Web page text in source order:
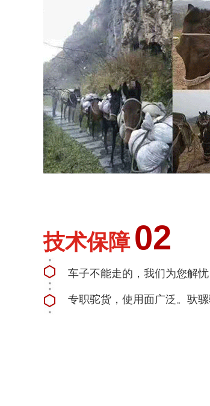
技术保障 02
车子不能走的，我们为您解忧
专职驼货，使用面广泛。驮骡